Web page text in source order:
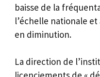
baisse de la
l’échelle nationale
en diminution.
La direction de